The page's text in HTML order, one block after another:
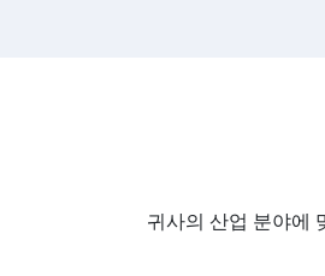
귀사의 산업 분야에